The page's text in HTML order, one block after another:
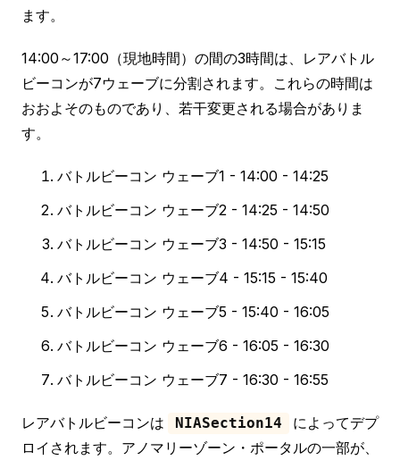
ます。
14:00～17:00（現地時間）の間の3時間は、レアバトル
ビーコンが7ウェーブに分割されます。これらの時間は
おおよそのものであり、若干変更される場合がありま
す。
バトルビーコン ウェーブ1 - 14:00 - 14:25
バトルビーコン ウェーブ2 - 14:25 - 14:50
バトルビーコン ウェーブ3 - 14:50 - 15:15
バトルビーコン ウェーブ4 - 15:15 - 15:40
バトルビーコン ウェーブ5 - 15:40 - 16:05
バトルビーコン ウェーブ6 - 16:05 - 16:30
バトルビーコン ウェーブ7 - 16:30 - 16:55
レアバトルビーコンは NIASection14
によってデプ
ロイされます。アノマリーゾーン・ポータルの一部が、